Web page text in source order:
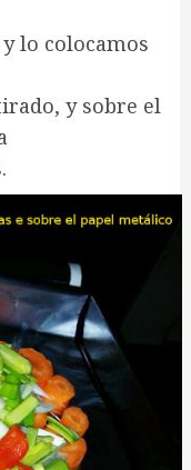
lo colocamos
y sobre el